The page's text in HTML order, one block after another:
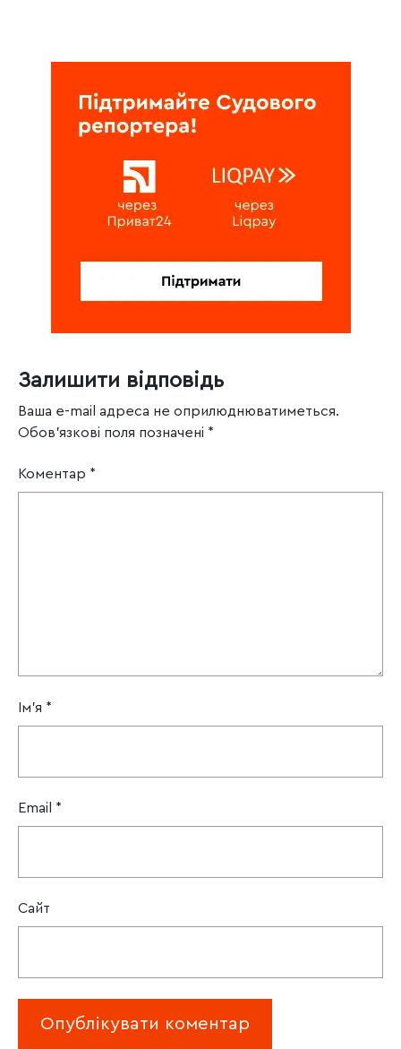
Залишити відповідь
Ваша e-mail адреса не оприлюднюватиметься.
Обов’язкові поля позначені *
Коментар *
Ім'я *
Email *
Сайт